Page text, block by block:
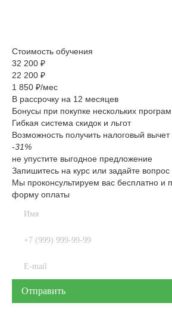
Стоимость обучения
32 200 ₽
22 200 ₽
1 850 ₽/мес
В рассрочку на 12 месяцев
Бонусы при покупке нескольких
Гибкая система скидок и льгот
Возможность получить налоговый вычет
-31%
не упустите выгодное предложение
Запишитесь на курс или задайте вопрос
Мы проконсультируем вас бесплатно и
форму оплаты